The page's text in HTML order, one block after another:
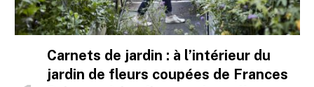
Carnets de jardin : à l’intérieur du
jardin de fleurs coupées de Frances